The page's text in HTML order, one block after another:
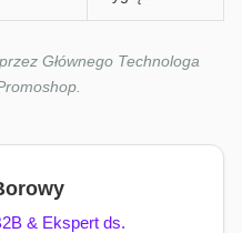
Głównego Technologa
& Ekspert ds.